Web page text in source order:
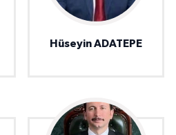
Hüseyin ADATEPE